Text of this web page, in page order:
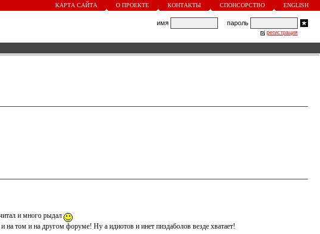
КАРТА САЙТА О ПРОЕКТЕ КОНТАКТЫ СПОНСОРСТВО ENGLISH
имя пароль
регистрация
и много рыдал
том и на другом форуме! Ну а идиотов и инет пиздаболов везде хватает!